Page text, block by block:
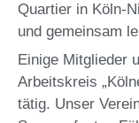
Quartier in Köln-
und gemeinsam
Einige Mitglieder
Arbeitskreis
tätig. Unser